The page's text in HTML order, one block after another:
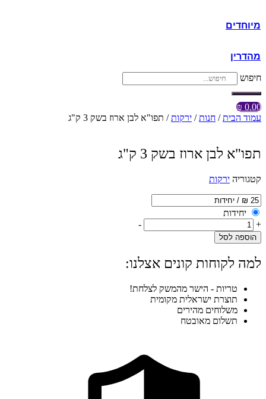
מיוחדים
מהדרין
חיפוש
0.00
₪
עמוד הבית/ חנות/ ירקות/ תפו"א לבן ארוז בשק 3 ק"ג
תפו"א לבן ארוז בשק 3 ק"ג
קטגוריה ירקות
יחידות
+
-
הוספה לסל
למה לקוחות קונים אצלנו:
טריות - הישר מהמשק לצלחת!
תוצרת ישראלית מקומית
משלוחים מהירים
תשלום מאובטח